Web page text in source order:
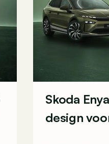
Skoda
design